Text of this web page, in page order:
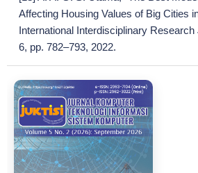
Affecting Housing Values of Big Cities
International Interdisciplinary Research
6, pp. 782–793, 2022.